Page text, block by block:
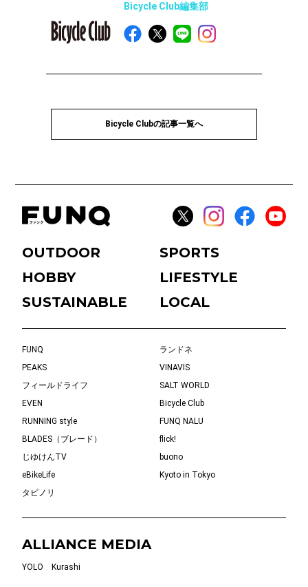
Bicycle Club編集部
Bicycle Clubの記事一覧へ
OUTDOOR
SPORTS
HOBBY
LIFESTYLE
SUSTAINABLE
LOCAL
FUNQ
ランドネ
PEAKS
VINAVIS
フィールドライフ
SALT WORLD
EVEN
Bicycle Club
RUNNING style
FUNQ NALU
BLADES（ブレード）
flick!
じゆけんTV
buono
eBikeLife
Kyoto in Tokyo
タビノリ
ALLIANCE MEDIA
YOLO Kurashi